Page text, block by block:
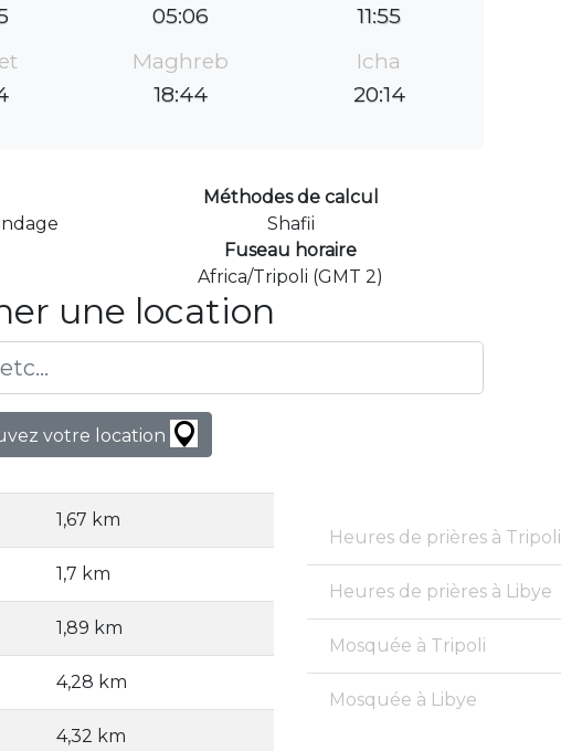
05:06
11:55
Maghreb
18:44
Icha
20:14
Méthodes de calcul
Shafii
Fuseau horaire
Africa/Tripoli (GMT 2)
une location
votre location
1,67 km
1,7 km
1,89 km
4,28 km
4,32 km
Heures de prières à Tripoli
Heures de prières à Libye
Mosquée à Tripoli
Mosquée à Libye